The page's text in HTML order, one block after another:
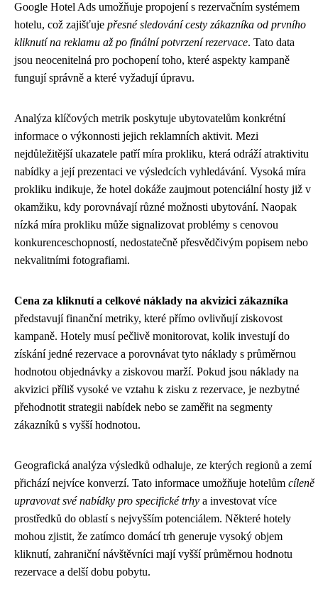
Google Hotel Ads umožňuje propojení s rezervačním systémem
hotelu, což zajišťuje přesné sledování cesty zákazníka od prvního
kliknutí na reklamu až po finální potvrzení rezervace. Tato data
jsou neocenitelná pro pochopení toho, které aspekty kampaně
fungují správně a které vyžadují úpravu.
Analýza klíčových metrik poskytuje ubytovatelům konkrétní
informace o výkonnosti jejich reklamních aktivit. Mezi
nejdůležitější ukazatele patří míra prokliku, která odráží atraktivitu
nabídky a její prezentaci ve výsledcích vyhledávání. Vysoká míra
prokliku indikuje, že hotel dokáže zaujmout potenciální hosty již v
okamžiku, kdy porovnávají různé možnosti ubytování. Naopak
nízká míra prokliku může signalizovat problémy s cenovou
konkurenceschopností, nedostatečně přesvědčivým popisem nebo
nekvalitními fotografiami.
Cena za kliknutí a celkové náklady na akvizici zákazníka
představují finanční metriky, které přímo ovlivňují ziskovost
kampaně. Hotely musí pečlivě monitorovat, kolik investují do
získání jedné rezervace a porovnávat tyto náklady s průměrnou
hodnotou objednávky a ziskovou marží. Pokud jsou náklady na
akvizici příliš vysoké ve vztahu k zisku z rezervace, je nezbytné
přehodnotit strategii nabídek nebo se zaměřit na segmenty
zákazníků s vyšší hodnotou.
Geografická analýza výsledků odhaluje, ze kterých regionů a zemí
přichází nejvíce konverzí. Tato informace umožňuje hotelům cíleně
upravovat své nabídky pro specifické trhy a investovat více
prostředků do oblastí s nejvyšším potenciálem. Některé hotely
mohou zjistit, že zatímco domácí trh generuje vysoký objem
kliknutí, zahraniční návštěvníci mají vyšší průměrnou hodnotu
rezervace a delší dobu pobytu.